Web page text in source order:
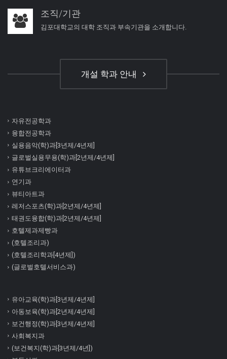
조직/기관
김포대학교의 대학 조직과 부속기관을 소개합니다.
개설 학과 안내
자유전공학과
융합전공학과
실용음악(학)과[3년제/4년제]
글로벌실용무용(학)과[2년제/4년제]
유튜브크리에이터과
연기과
뷰티아트과
레저스포츠(학)과[2년제/4년제]
태권도융합(학)과[2년제/4년제]
호텔제과제빵과
(호텔조리과)
(호텔조리학과[4년제])
(글로벌호텔서비스과)
유아교육(학)과[3년제/4년제]
아동보육(학)과[2년제/4년제]
보건행정(학)과[3년제/4년제]
사회복지과
(보건복지(학)과[3년제/4년])